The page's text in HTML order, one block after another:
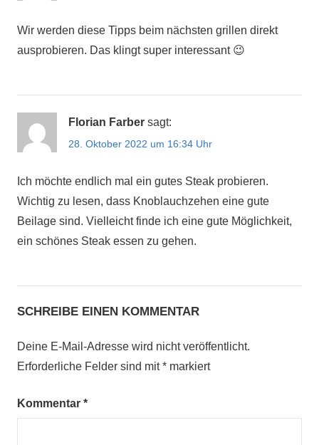
Wir werden diese Tipps beim nächsten grillen direkt
ausprobieren. Das klingt super interessant 😉
Florian Farber sagt:
28. Oktober 2022 um 16:34 Uhr
Ich möchte endlich mal ein gutes Steak probieren.
Wichtig zu lesen, dass Knoblauchzehen eine gute
Beilage sind. Vielleicht finde ich eine gute Möglichkeit,
ein schönes Steak essen zu gehen.
SCHREIBE EINEN KOMMENTAR
Deine E-Mail-Adresse wird nicht veröffentlicht.
Erforderliche Felder sind mit* markiert
Kommentar *